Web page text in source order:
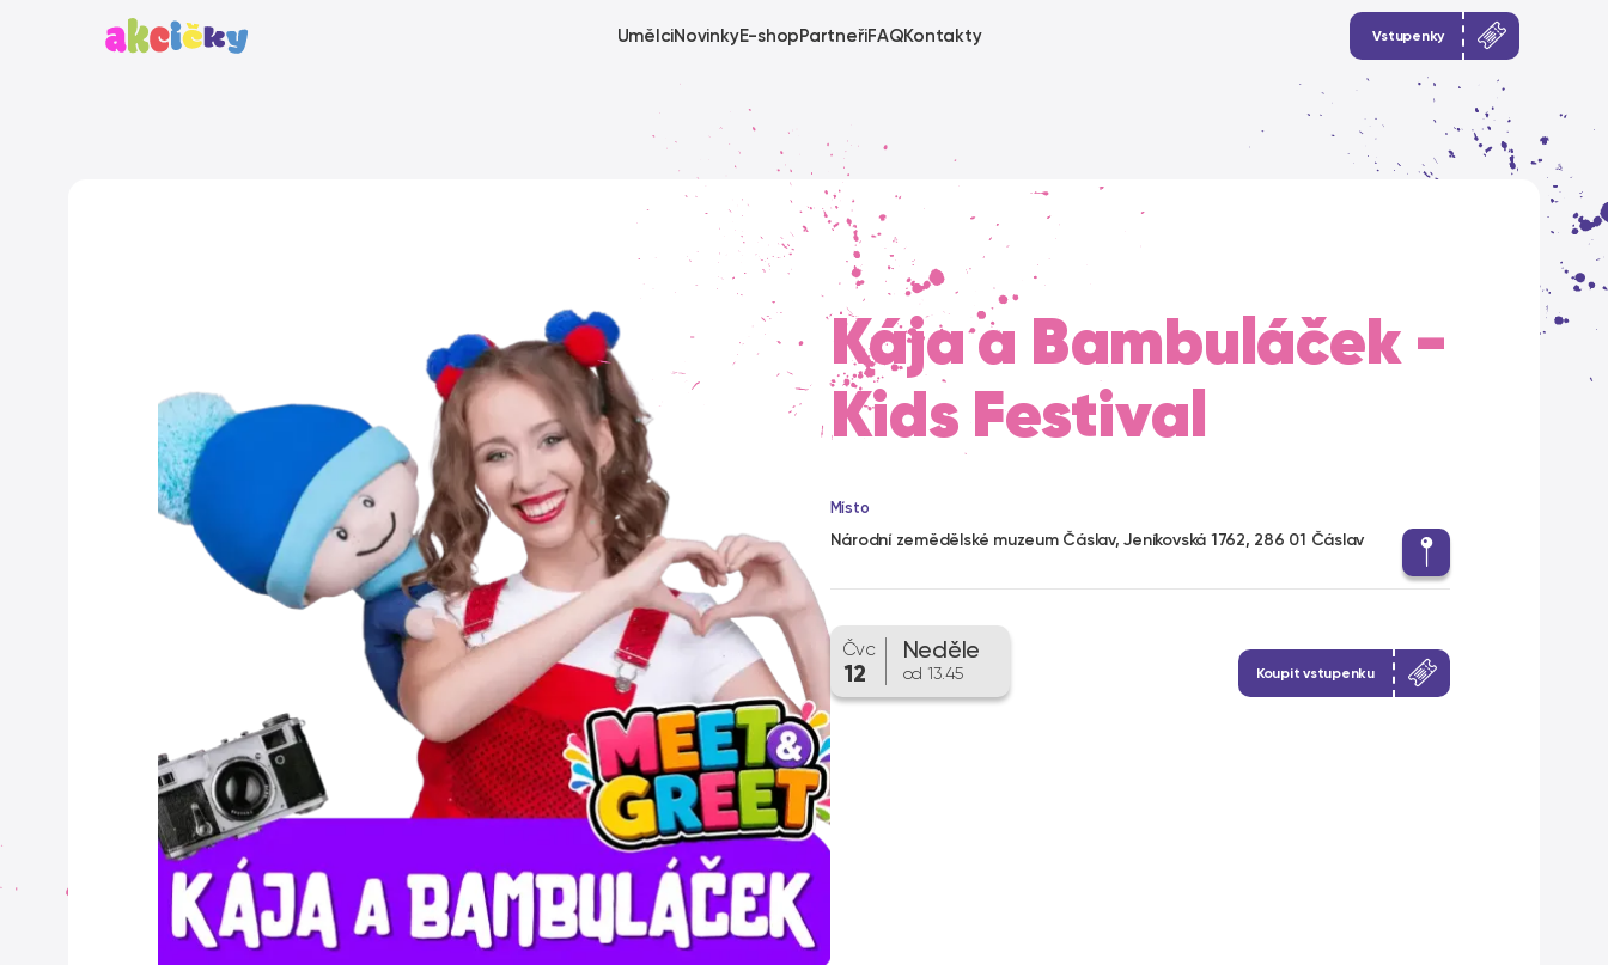
UmělciNovinkyE-shopPartneřiFAQKontakty Vstupenky
Kája a Bambuláček -
Kids Festival
Místo
Národní zemědělské muzeum Čáslav, Jeníkovská 1762, 286 01 Čáslav
Čvc
12
Neděle
od 13.45 Koupit vstupenku